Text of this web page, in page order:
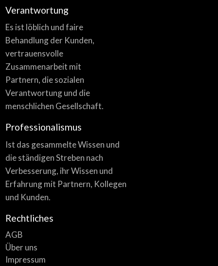
Verantwortung
Es ist löblich und faire
Behandlung der Kunden,
vertrauensvolle
Zusammenarbeit mit
Partnern, die sozialen
Verantwortung und die
menschlichen Gesellschaft.
Professionalismus
Ist das gesammelte Wissen und
die ständigen Streben nach
Verbesserung, ihr Wissen und
Erfahrung mit Partnern, Kollegen
und Kunden.
Rechtliches
AGB
Über uns
Impressum